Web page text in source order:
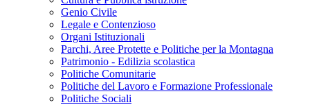
Genio Civile
Legale e Contenzioso
Organi Istituzionali
Parchi, Aree Protette e Politiche per la Montagna
Patrimonio - Edilizia scolastica
Politiche Comunitarie
Politiche del Lavoro e Formazione Professionale
Politiche Sociali